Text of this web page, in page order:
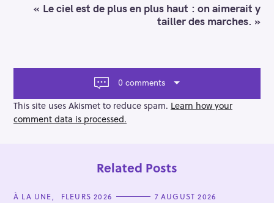
a
o
n
« Le ciel est de plus en plus haut : on aimerait y
tailler des marches. »
0 comments
This site uses Akismet to reduce spam. Learn how your
comment data is processed.
Related Posts
C
À LA UNE FLEURS 2026 7 AUGUST 2026